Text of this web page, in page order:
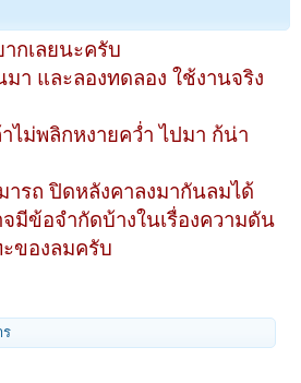
กเลยนะครับ
า และลองทดลอง ใช้งานจริง
ไม่พลิกหงายคว่ำ ไปมา ก้น่า
ารถ ปิดหลังคาลงมากันลมได้
มีข้อจำกัดบ้างในเรื่องความดัน
ของลมครับ
ร